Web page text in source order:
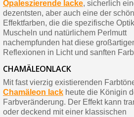
Opaleszierende lacke, sicherlich
dezentsten, aber auch eine der
Effektfarben, die die spezifische
Muscheln und natürlichem Perlmutt
nachempfunden hat diese
Reflexionen in Licht und sanften
CHAMÄLEONLACK
Mit fast vierzig existierenden
Chamäleon lackheute die Königin
Farbveränderung. Der Effekt kann
oder deckend mit einer klassischen